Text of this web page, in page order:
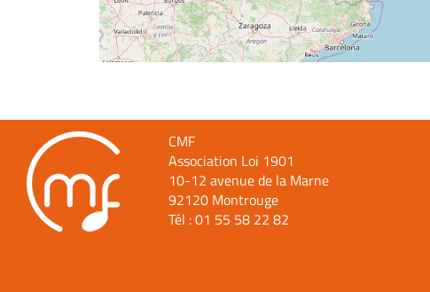
CMF
Association Loi 1901
10-12 avenue de la Marne
92120 Montrouge
Tél :01 55 58 22 82